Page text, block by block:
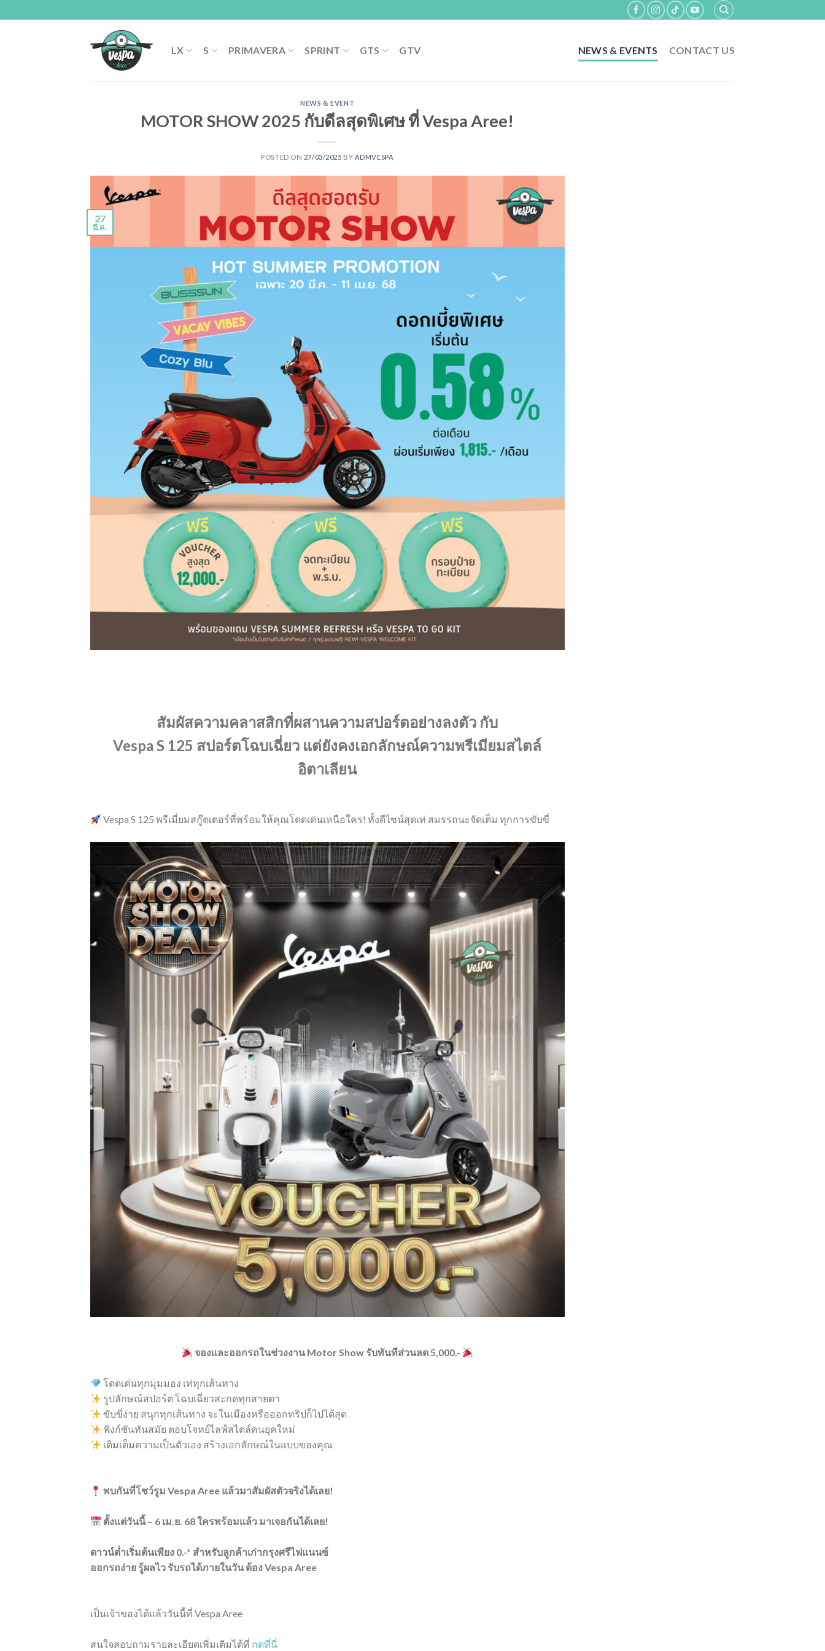
to
LX
S PRIMAVERA SPRINT GTS GTV NEWS & EVENTS CONTACT US
NEWS & EVENT
MOTOR SHOW 2025 กับดีลสุดพิเศษ ที่ Vespa Aree!
POSTED ON 27/03/2025 BY ADMVESPA
27
มี.ค.
สัมผัสความคลาสสิกที่ผสานความสปอร์ตอย่างลงตัว กับ
Vespa S 125 สปอร์ตโฉบเฉี่ยว แต่ยังคงเอกลักษณ์ความพรีเมียมสไตล์
อิตาเลียน
Vespa S 125 พรีเมี่ยมสกู๊ตเตอร์ที่พร้อมให้คุณโดดเด่นเหนือใคร! ทั้งดีไซน์สุดเท่ สมรรถนะจัดเต็ม ทุกการขับขี่
จองและออกรถในช่วงงาน Motor Show รับทันทีส่วนลด 5,000.-
โดดเด่นทุกมุมมอง เท่ทุกเส้นทาง
รูปลักษณ์สปอร์ต โฉบเฉี่ยวสะกดทุกสายตา
ขับขี่ง่าย สนุกทุกเส้นทาง จะในเมืองหรือออกทริปก็ไปได้สุด
ฟังก์ชันทันสมัย ตอบโจทย์ไลฟ์สไตล์คนยุคใหม่
เติมเต็มความเป็นตัวเอง สร้างเอกลักษณ์ในแบบของคุณ
พบกันที่โชว์รูม Vespa Aree แล้วมาสัมผัสตัวจริงได้เลย!
ตั้งแต่วันนี้ – 6 เม.ย. 68 ใครพร้อมแล้ว มาเจอกันได้เลย!
ดาวน์ต่ำเริ่มต้นเพียง 0.-* สำหรับลูกค้าเก่ากรุงศรีไฟแนนซ์
ออกรถง่าย รู้ผลไว รับรถได้ภายในวัน ต้อง Vespa Aree
เป็นเจ้าของได้แล้ววันนี้ที่ Vespa Aree
สนใจสอบถามรายละเอียดเพิ่มเติมได้ที่ กดที่นี่